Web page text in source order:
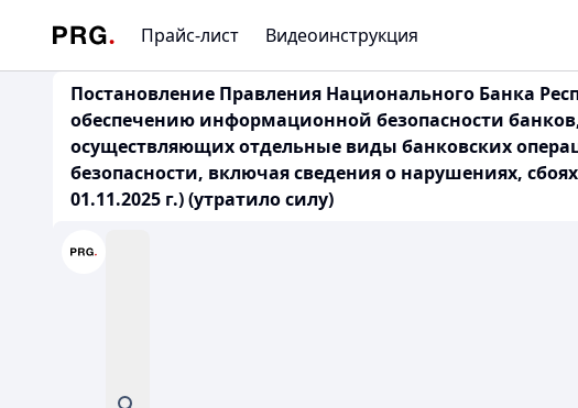
Прайс-лист Видеоинструкция
Постановление Правления Национального Банка
обеспечению информационной безопасности
осуществляющих отдельные виды банковских
безопасности, включая сведения о нарушениях,
01.11.2025 г.) (утратило силу)